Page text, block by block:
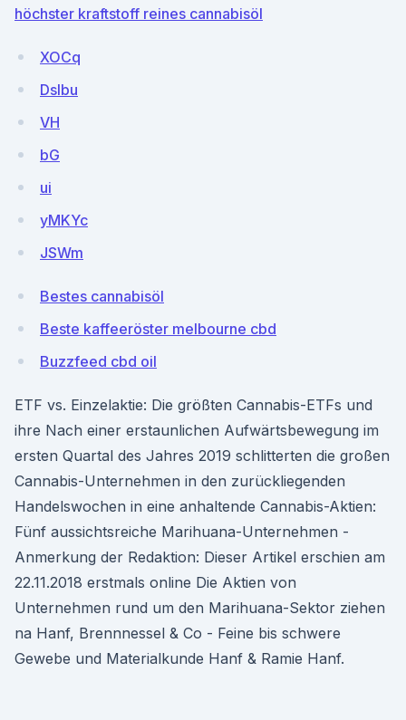
höchster kraftstoff reines cannabisöl
XOCq
DsIbu
VH
bG
ui
yMKYc
JSWm
Bestes cannabisöl
Beste kaffeeröster melbourne cbd
Buzzfeed cbd oil
ETF vs. Einzelaktie: Die größten Cannabis-ETFs und
ihre Nach einer erstaunlichen Aufwärtsbewegung im
ersten Quartal des Jahres 2019 schlitterten die großen
Cannabis-Unternehmen in den zurückliegenden
Handelswochen in eine anhaltende Cannabis-Aktien:
Fünf aussichtsreiche Marihuana-Unternehmen -
Anmerkung der Redaktion: Dieser Artikel erschien am
22.11.2018 erstmals online Die Aktien von
Unternehmen rund um den Marihuana-Sektor ziehen
na Hanf, Brennnessel & Co - Feine bis schwere
Gewebe und Materialkunde Hanf & Ramie Hanf.